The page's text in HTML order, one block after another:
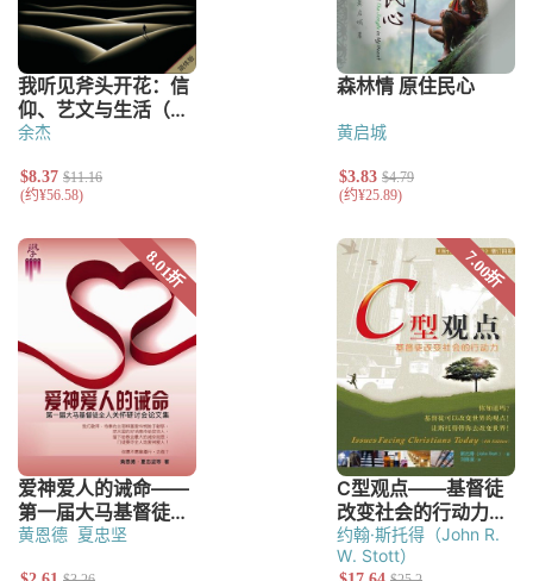
余杰 黄启城
黄恩德 夏忠坚
约翰·斯托得（John R.
W. Stott）